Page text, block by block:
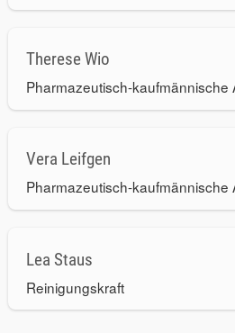
Therese Wio
Pharmazeutisch-kaufmännische
Vera Leifgen
Pharmazeutisch-kaufmännische
Lea Staus
Reinigungskraft